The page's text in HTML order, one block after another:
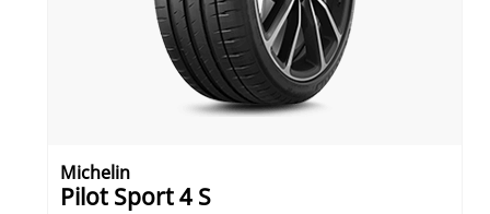
Michelin
Pilot Sport 4 S